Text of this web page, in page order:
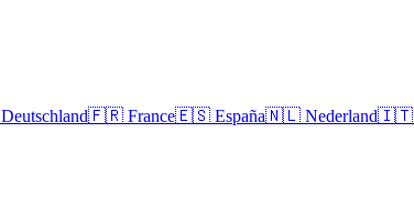
Deutschland🇫🇷 France🇪🇸 España🇳🇱 Nederland🇮🇹